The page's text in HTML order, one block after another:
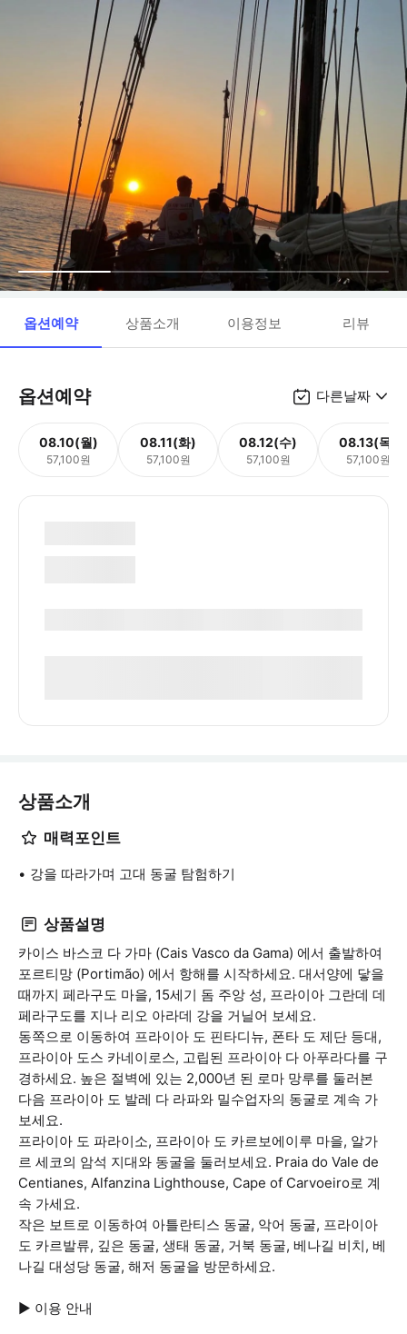
옵션예약 상품소개 이용정보 리뷰
옵션예약 다른날짜
08.10(월)
57,100원
08.11(화)
57,100원
08.12(수)
57,100원
08.13(목)
57,100원
상품소개
매력포인트
강을 따라가며 고대 동굴 탐험하기
상품설명
카이스 바스코 다 가마 (Cais Vasco da Gama) 에서 출발하여
포르티망 (Portimão) 에서 항해를 시작하세요. 대서양에 닿을
때까지 페라구도 마을, 15세기 돔 주앙 성, 프라이아 그란데 데
페라구도를 지나 리오 아라데 강을 거닐어 보세요.
동쪽으로 이동하여 프라이아 도 핀타디뉴, 폰타 도 제단 등대,
프라이아 도스 카네이로스, 고립된 프라이아 다 아푸라다를 구
경하세요. 높은 절벽에 있는 2,000년 된 로마 망루를 둘러본
다음 프라이아 도 발레 다 라파와 밀수업자의 동굴로 계속 가
보세요.
프라이아 도 파라이소, 프라이아 도 카르보에이루 마을, 알가
르 세코의 암석 지대와 동굴을 둘러보세요. Praia do Vale de
Centianes, Alfanzina Lighthouse, Cape of Carvoeiro로 계
속 가세요.
작은 보트로 이동하여 아틀란티스 동굴, 악어 동굴, 프라이아
도 카르발류, 깊은 동굴, 생태 동굴, 거북 동굴, 베나길 비치, 베
나길 대성당 동굴, 해저 동굴을 방문하세요.
▶ 이용 안내